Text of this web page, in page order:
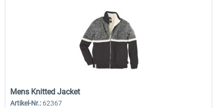
Mens Knitted Jacket
Artikel-Nr.: 62367